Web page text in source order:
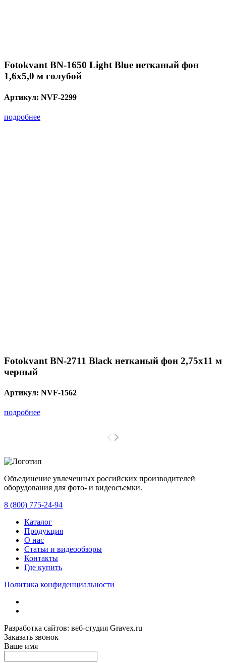
Fotokvant BN-1650 Light Blue нетканый фон
1,6х5,0 м голубой
Артикул: NVF-2299
подробнее
Fotokvant BN-2711 Black нетканый фон 2,75х11 м
черный
Артикул: NVF-1562
подробнее
Объединение увлеченных российских производителей
оборудования для фото- и видеосъемки.
8 (800) 775-24-94
Каталог
Продукция
О нас
Статьи и видеообзоры
Контакты
Где купить
Политика конфиденциальности
Разработка сайтов: веб-студия Gravex.ru
Заказать звонок
Ваше имя